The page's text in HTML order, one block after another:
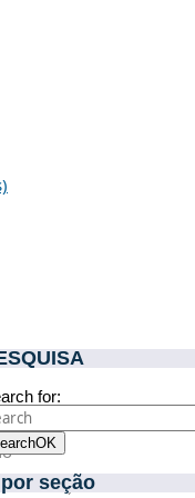
for:
OK
seção